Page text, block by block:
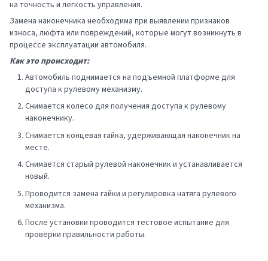
на точность и легкость управления.
Замена наконечника необходима при выявлении признаков
износа, люфта или повреждений, которые могут возникнуть в
процессе эксплуатации автомобиля.
Как это происходит:
Автомобиль поднимается на подъемной платформе для
доступа к рулевому механизму.
Снимается колесо для получения доступа к рулевому
наконечнику.
Снимается концевая гайка, удерживающая наконечник на
месте.
Снимается старый рулевой наконечник и устанавливается
новый.
Проводится замена гайки и регулировка натяга рулевого
механизма.
После установки проводится тестовое испытание для
проверки правильности работы.